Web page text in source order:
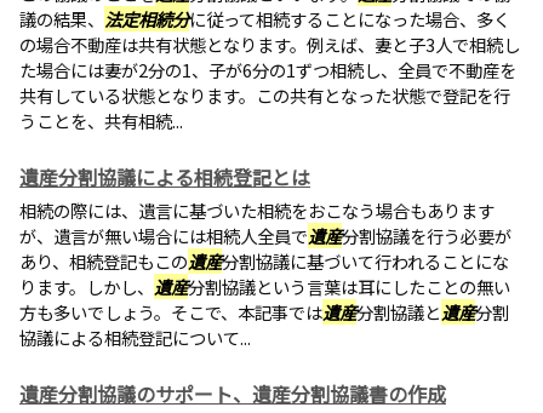
議の結果、 法定相続分に従って相続することになった場合、多く
の場合不動産は共有状態となります。例えば、妻と子3人で相続し
た場合には妻が2分の1、子が6分の1ずつ相続し、全員で不動産を
共有している状態となります。この共有となった状態で登記を行
うことを、共有相続...
遺産分割協議による相続登記とは
相続の際には、遺言に基づいた相続をおこなう場合もあります
が、遺言が無い場合には相続人全員で遺産分割協議を行う必要が
あり、相続登記もこの遺産分割協議に基づいて行われることにな
ります。しかし、 遺産分割協議という言葉は耳にしたことの無い
方も多いでしょう。そこで、本記事では遺産分割協議と遺産分割
協議による相続登記について...
遺産分割協議のサポート、遺産分割協議書の作成